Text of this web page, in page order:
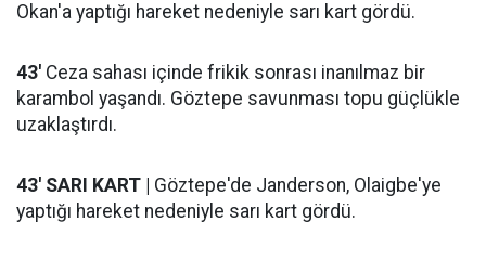
Okan'a yaptığı hareket nedeniyle sarı kart gördü.
43' Ceza sahası içinde frikik sonrası inanılmaz bir
karambol yaşandı. Göztepe savunması topu güçlükle
uzaklaştırdı.
43' SARI KART |
Göztepe'de Janderson, Olaigbe'ye
yaptığı hareket nedeniyle sarı kart gördü.